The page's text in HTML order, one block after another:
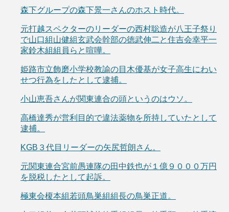
森下グループの森下景一さんのホスト時代。
元打越スペクターのリーダーの西村聡造が八王子祭り
で山口組山健組玄武会幹部の徳武伸二と住吉会幸平一
家鈴木組組員らと喧嘩。
姫路市立飾磨小学校教諭の目木優基が女子高生にわい
せつ行為をしたとして逮捕。
小山恵吾さんが関東連合の頭というのはウソ。
高橋達秀が営利目的で違法薬物を所持していたとして
逮捕。
KGB３代目リーダーの矢尻哲朗さん。
元関東連合宮前愚連隊の田中鉄也が１億９０００万円
を脱税したとして起訴。
極東会榎本組若頭鳥巣組組長の鳥巣正道。